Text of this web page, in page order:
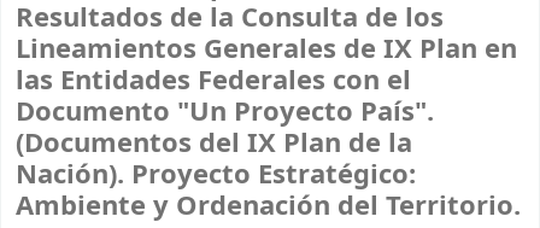
Resultados de la Consulta de los
Lineamientos Generales de IX Plan en
las Entidades Federales con el
Documento "Un Proyecto País".
(Documentos del IX Plan de la
Nación). Proyecto Estratégico:
Ambiente y Ordenación del Territorio.